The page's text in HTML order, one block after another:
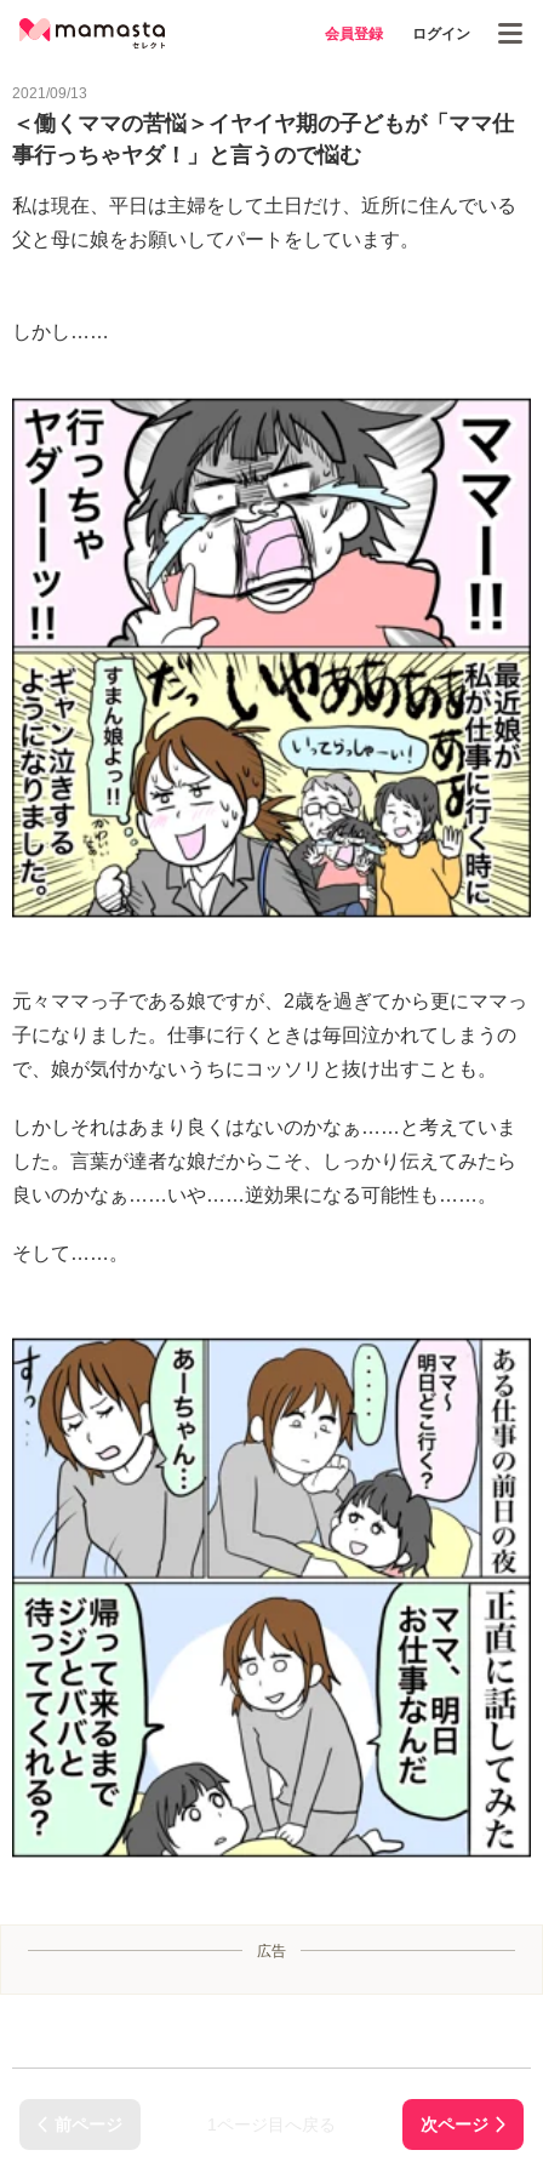
会員登録 ログイン
2021/09/13
＜働くママの苦悩＞イヤイヤ期の子どもが「ママ仕
事行っちゃヤダ！」と言うので悩む
私は現在、平日は主婦をして土日だけ、近所に住んでいる
父と母に娘をお願いしてパートをしています。
しかし……
元々ママっ子である娘ですが、2歳を過ぎてから更にママっ
子になりました。仕事に行くときは毎回泣かれてしまうの
で、娘が気付かないうちにコッソリと抜け出すことも。
しかしそれはあまり良くはないのかなぁ……と考えていま
した。言葉が達者な娘だからこそ、しっかり伝えてみたら
良いのかなぁ……いや……逆効果になる可能性も……。
そして……。
広告